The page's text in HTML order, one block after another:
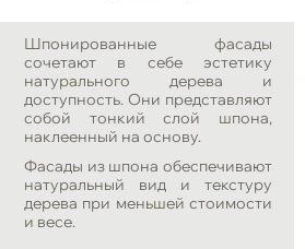
Шпонированные фасады
сочетают в себе эстетику
натурального дерева и
доступность. Они представляют
собой тонкий слой шпона,
наклеенный на основу.
Фасады из шпона обеспечивают
натуральный вид и текстуру
дерева при меньшей стоимости
и весе.